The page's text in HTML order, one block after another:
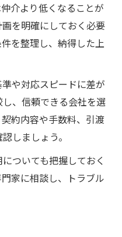
介より低くなることが
を明確にしておく必要
を整理し、納得した上
や対応スピードに差が
、信頼できる会社を選
約内容や手数料、引渡
しましょう。
ついても把握しておく
家に相談し、トラブル